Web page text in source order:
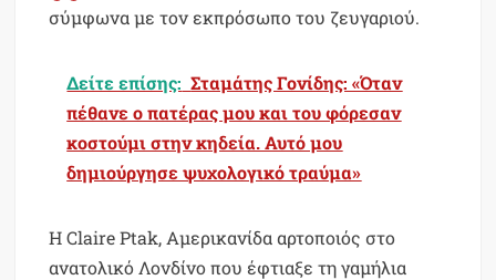
σύμφωνα με τον εκπρόσωπο του ζευγαριού.
Δείτε επίσης: Σταμάτης Γονίδης: «Όταν
πέθανε ο πατέρας μου και του φόρεσαν
κοστούμι στην κηδεία. Αυτό μου
δημιούργησε ψυχολογικό τραύμα»
Η Claire Ptak, Αμερικανίδα αρτοποιός στο
ανατολικό Λονδίνο που έφτιαξε τη γαμήλια